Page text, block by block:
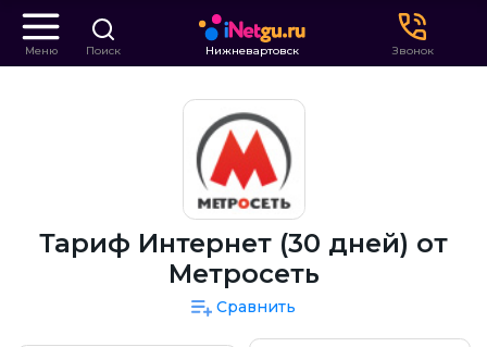
Меню Поиск Нижневартовск Звонок
Тариф Интернет (30 дней) от
Метросеть
Сравнить